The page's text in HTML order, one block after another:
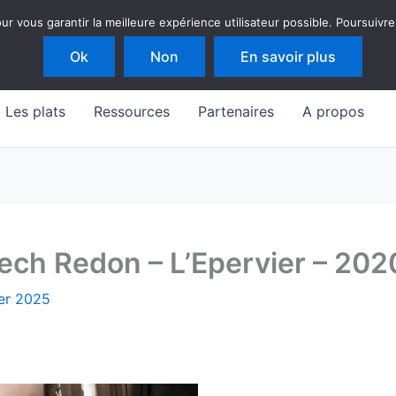
Les plats Ressources Partenaires A propos
Redon – L’Epervier –
2025
vous garantir la meilleure expérience utilisateur possible.
Ok Non En savoir plus